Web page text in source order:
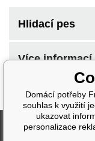
Hlidací pes
Více informací
Fakturační údaje
Domácí potřeby
souhlas k využití
ukazovat
personalizace